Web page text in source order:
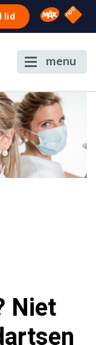
lid Omroep
NPO
menu
Niet